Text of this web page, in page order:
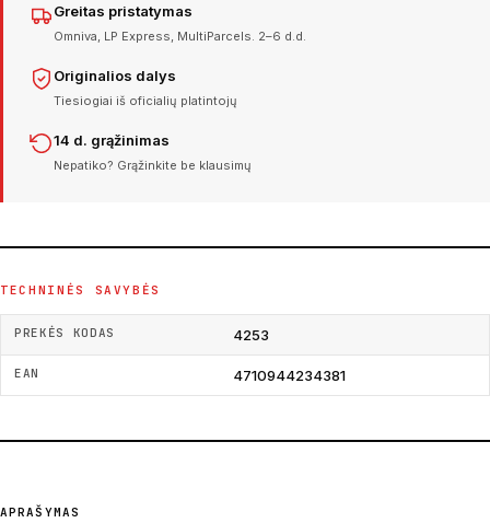
Greitas pristatymas
Omniva, LP Express, MultiParcels. 2–6 d.d.
Originalios dalys
Tiesiogiai iš oficialių platintojų
14 d. grąžinimas
Nepatiko? Grąžinkite be klausimų
TECHNINĖS SAVYBĖS
PREKĖS KODAS 4253
EAN 4710944234381
APRAŠYMAS